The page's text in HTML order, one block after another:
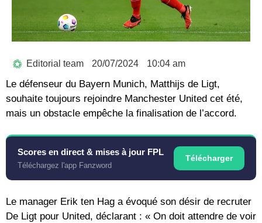
Editorial team 20/07/2024 10:04 am
Le défenseur du Bayern Munich, Matthijs de Ligt,
souhaite toujours rejoindre Manchester United cet été,
mais un obstacle empêche la finalisation de l’accord.
Scores en direct & mises à jour FPL
Téléchargez l'app Fanzword
Télécharger
Le manager Erik ten Hag a évoqué son désir de recruter
De Ligt pour United, déclarant : « On doit attendre de voir